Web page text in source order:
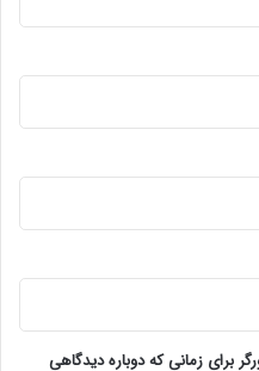
برای زمانی که دوباره دیدگاهی